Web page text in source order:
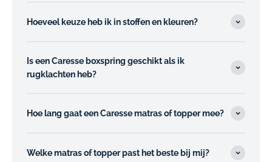
Hoeveel keuze heb ik in stoffen en kleuren?
Is een Caresse boxspring geschikt als ik
rugklachten heb?
Hoe lang gaat een Caresse matras of topper mee?
Welke matras of topper past het beste bij mij?